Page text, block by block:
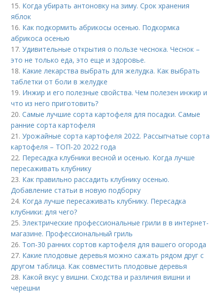
15. Когда убирать антоновку на зиму. Срок хранения
яблок
16. Как подкормить абрикосы осенью. Подкормка
абрикоса осенью
17.Удивительные открытия о пользе чеснока. Чеснок –
это не только еда, это еще и здоровье.
18. Какие лекарства выбрать для желудка. Как выбрать
таблетки от боли в желудке
19. Инжир и его полезные свойства. Чем полезен инжир и
что из него приготовить?
20.Самые лучшие сорта картофеля для посадки. Самые
ранние сорта картофеля
21.Урожайные сорта картофеля 2022. Рассыпчатые сорта
картофеля – ТОП-20 2022 года
22. Пересадка клубники весной и осенью. Когда лучше
пересаживать клубнику
23. Как правильно рассадить клубнику осенью.
Добавление статьи в новую подборку
24. Когда лучше пересаживать клубнику. Пересадка
клубники: для чего?
25. Электрические профессиональные грили в в интернет-
магазине. Профессиональный гриль
26. Топ-30 ранних сортов картофеля для вашего огорода
27. Какие плодовые деревья можно сажать рядом друг с
другом таблица. Как совместить плодовые деревья
28. Какой вкус у вишни. Сходства и различия вишни и
черешни